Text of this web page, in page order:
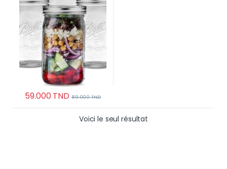
59.000TND 89.000TND
Voici le seul résultat